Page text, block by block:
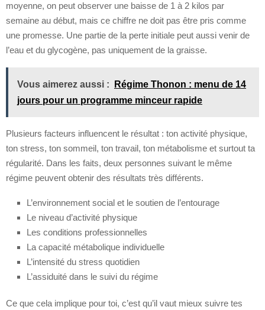
moyenne, on peut observer une baisse de 1 à 2 kilos par
semaine au début, mais ce chiffre ne doit pas être pris comme
une promesse. Une partie de la perte initiale peut aussi venir de
l’eau et du glycogène, pas uniquement de la graisse.
Vous aimerez aussi :
Régime Thonon : menu de 14
jours pour un programme minceur rapide
Plusieurs facteurs influencent le résultat : ton activité physique,
ton stress, ton sommeil, ton travail, ton métabolisme et surtout ta
régularité. Dans les faits, deux personnes suivant le même
régime peuvent obtenir des résultats très différents.
L’environnement social et le soutien de l’entourage
Le niveau d’activité physique
Les conditions professionnelles
La capacité métabolique individuelle
L’intensité du stress quotidien
L’assiduité dans le suivi du régime
Ce que cela implique pour toi, c’est qu’il vaut mieux suivre tes